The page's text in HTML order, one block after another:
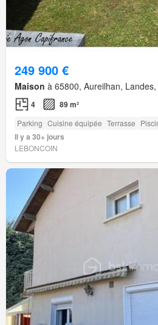
249 900 €
Maison à 65800, Aureilhan,
4 89 m²
Parking Cuisine équipée Terrasse
Il y a 30+ jours
LEBONCOIN